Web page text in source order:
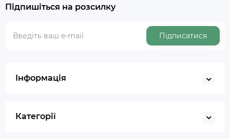
Підпишіться на розсилку
Підписатися
Інформація
Категорії